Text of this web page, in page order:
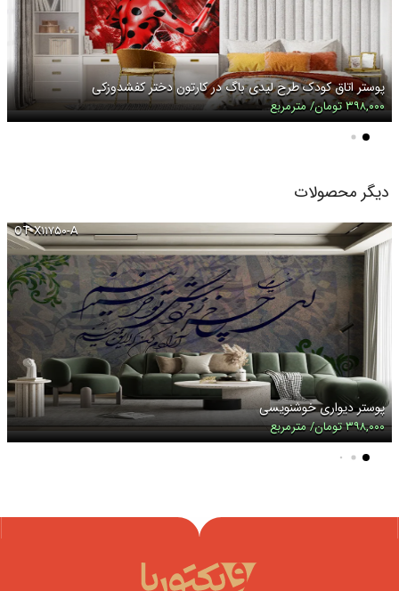
پوستر اتاق کودک طرح لیدی باگ در کارتون دختر کفشدوزکی
۳۹۸,۰۰۰ تومان/ مترمربع
دیگر محصولات
OT-X۱۱۷۵۰-A
پوستر دیواری خوشنویسی
۳۹۸,۰۰۰ تومان/ مترمربع